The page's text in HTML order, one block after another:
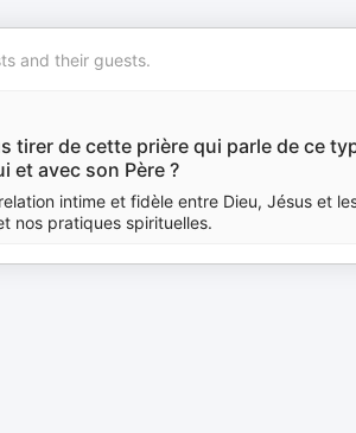
and their guests.
tirer de cette prière qui parle de ce
et avec son Père ?
intime et fidèle entre Dieu, Jésus et
nos pratiques spirituelles.